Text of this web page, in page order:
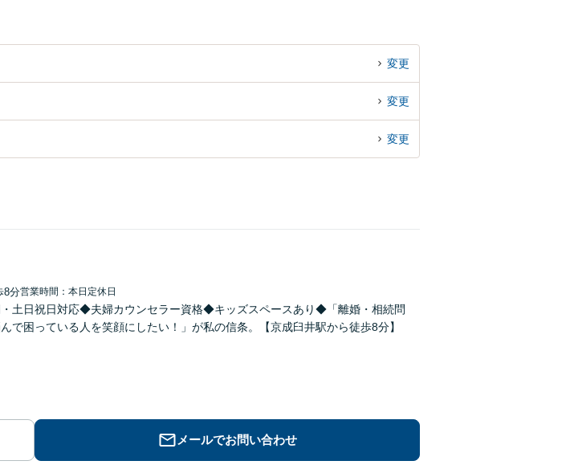
変更
変更
変更
8分営業時間：本日定休日
土日祝日対応◆夫婦カウンセラー資格◆キッズスペースあり◆「離婚・相続問
で困っている人を笑顔にしたい！」が私の信条。【京成臼井駅から徒歩8分】
メールでお問い合わせ